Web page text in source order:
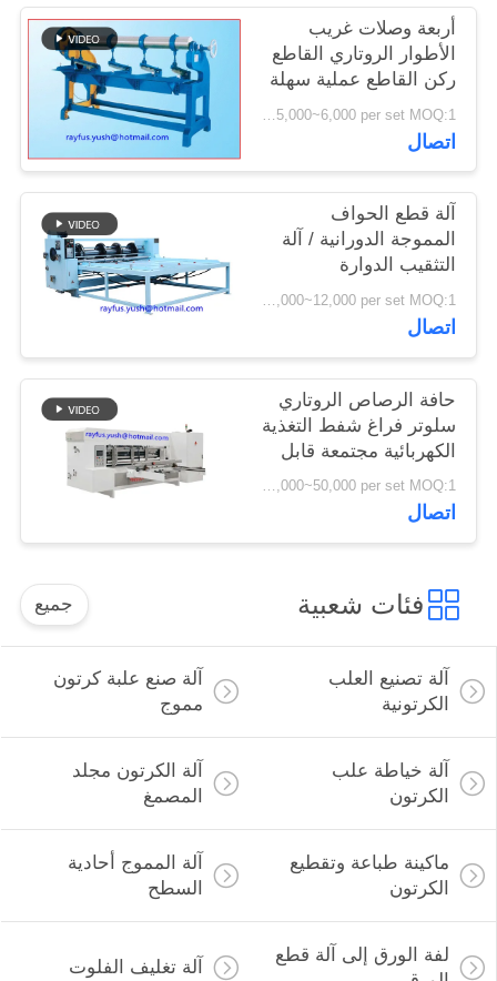
PRIVACY
POLICY
أربعة وصلات غريب
الأطوار الروتاري القاطع
ركن القاطع عملية سهلة
توفر الجهد المتين
USD 5,000~6,000 per set MOQ:1 مجموعة
اتصال
آلة قطع الحواف
المموجة الدورانية / آلة
التثقيب الدوارة
USD 8,000~12,000 per set MOQ:1 مجموعة
اتصال
حافة الرصاص الروتاري
سلوتر فراغ شفط التغذية
الكهربائية مجتمعة قابل
للتعديل
USD 30,000~50,000 per set MOQ:1 مجموعة
اتصال
فئات شعبية جميع
آلة تصنيع العلب
الكرتونية
آلة صنع علبة كرتون
مموج
آلة خياطة علب
الكرتون
آلة الكرتون مجلد
المصمغ
ماكينة طباعة وتقطيع
الكرتون
آلة المموج أحادية
السطح
لفة الورق إلى آلة قطع
آلة تغليف الفلوت